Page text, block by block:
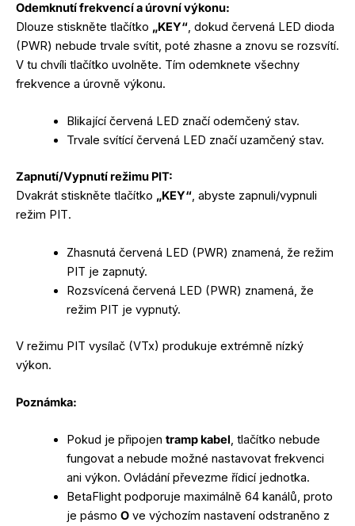
Odemknutí frekvencí a úrovní výkonu:
Dlouze stiskněte tlačítko „KEY“, dokud červená LED dioda
(PWR) nebude trvale svítit, poté zhasne a znovu se rozsvítí.
V tu chvíli tlačítko uvolněte. Tím odemknete všechny
frekvence a úrovně výkonu.
Blikající červená LED značí odemčený stav.
Trvale svítící červená LED značí uzamčený stav.
Zapnutí/Vypnutí režimu PIT:
Dvakrát stiskněte tlačítko „KEY“, abyste zapnuli/vypnuli
režim PIT.
Zhasnutá červená LED (PWR) znamená, že režim
PIT je zapnutý.
Rozsvícená červená LED (PWR) znamená, že
režim PIT je vypnutý.
V režimu PIT vysílač (VTx) produkuje extrémně nízký
výkon.
Poznámka:
Pokud je připojen tramp kabel, tlačítko nebude
fungovat a nebude možné nastavovat frekvenci
ani výkon. Ovládání převezme řídicí jednotka.
BetaFlight podporuje maximálně 64 kanálů, proto
je pásmo Ove výchozím nastavení odstraněno z